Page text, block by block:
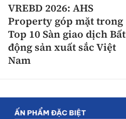
VREBD 2026: AHS
Property góp mặt trong
Top 10 Sàn giao dịch Bất
động sản xuất sắc Việt
Nam